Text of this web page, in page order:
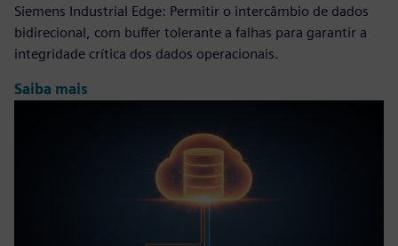
Siemens Industrial Edge: Permitir o intercâmbio de dados
bidirecional, com buffer tolerante a falhas para garantir a
integridade crítica dos dados operacionais.
Saiba mais